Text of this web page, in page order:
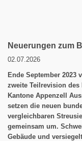
Neuerungen zum
02.07.2026
Ende September 2023
zweite Teilrevision des
Kantone Appenzell
setzen die neuen
vergleichbaren
gemeinsam um.
Gebäude und